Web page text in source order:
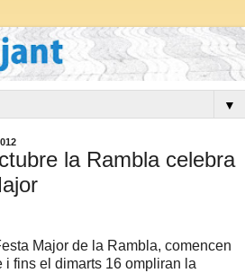
▼
la Rambla celebra
Major de la Rambla, comencen
i fins el dimarts 16 ompliran la